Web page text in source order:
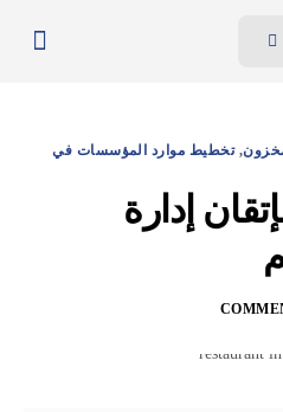
,تخطيط موارد المؤسسات في
إدارة